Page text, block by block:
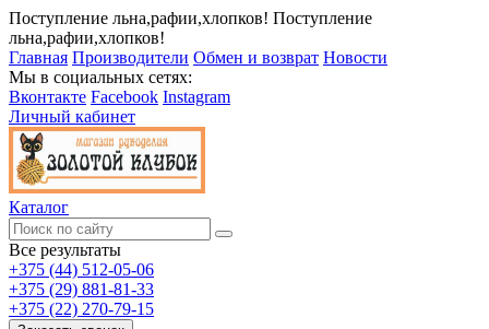
Поступление льна,рафии,хлопков! Поступление
льна,рафии,хлопков!
Главная Производители Обмен и возврат Новости
Мы в социальных сетях:
Вконтакте Facebook Instagram
Личный кабинет
Каталог
Все результаты
+375 (44) 512-05-06
+375 (29) 881-81-33
+375 (22) 270-79-15